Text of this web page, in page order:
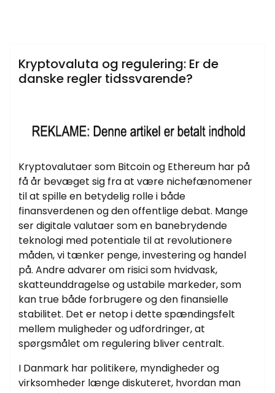
Samtlige Guides på fdbr.dk
Kryptovaluta og regulering: Er de
danske regler tidssvarende?
Kryptovalutaer som Bitcoin og Ethereum har på
få år bevæget sig fra at være nichefænomener
til at spille en betydelig rolle i både
finansverdenen og den offentlige debat. Mange
ser digitale valutaer som en banebrydende
teknologi med potentiale til at revolutionere
måden, vi tænker penge, investering og handel
på. Andre advarer om risici som hvidvask,
skatteunddragelse og ustabile markeder, som
kan true både forbrugere og den finansielle
stabilitet. Det er netop i dette spændingsfelt
mellem muligheder og udfordringer, at
spørgsmålet om regulering bliver centralt.
I Danmark har politikere, myndigheder og
virksomheder længe diskuteret, hvordan man